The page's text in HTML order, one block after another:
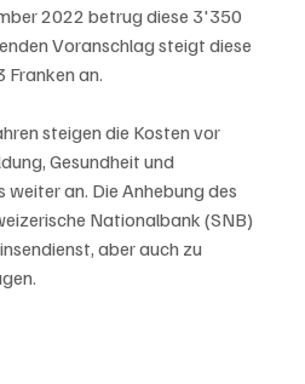
2022 betrug diese 3'350
Voranschlag steigt diese
an.
steigen die Kosten vor
Gesundheit und
weiter an. Die Anhebung des
Nationalbank (SNB)
aber auch zu